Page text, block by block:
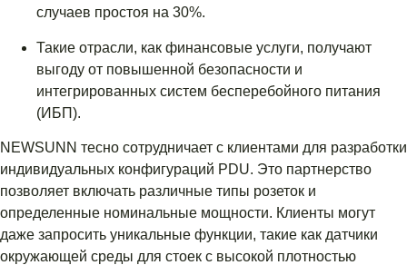
случаев простоя на 30%.
Такие отрасли, как финансовые услуги, получают
выгоду от повышенной безопасности и
интегрированных систем бесперебойного питания
(ИБП).
NEWSUNN тесно сотрудничает с клиентами для разработки
индивидуальных конфигураций PDU. Это партнерство
позволяет включать различные типы розеток и
определенные номинальные мощности. Клиенты могут
даже запросить уникальные функции, такие как датчики
окружающей среды для стоек с высокой плотностью